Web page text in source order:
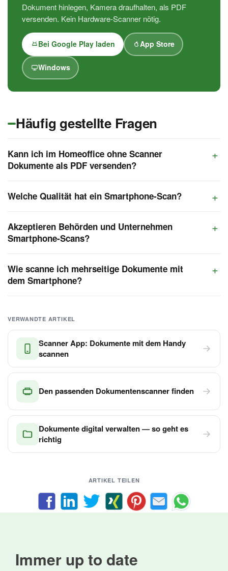
Dokument hinlegen, Kamera draufhalten, als PDF
versenden. Kein Hardware-Scanner nötig.
Bei Google Play laden App Store
Windows
Häufig gestellte Fragen
Kann ich im Homeoffice ohne Scanner
Dokumente als PDF versenden?
Welche Qualität hat ein Smartphone-Scan?
Akzeptieren Behörden und Unternehmen
Smartphone-Scans?
Wie scanne ich mehrseitige Dokumente mit
dem Smartphone?
VERWANDTE ARTIKEL
Scanner App: Dokumente mit dem Handy
scannen
Den passenden Dokumentenscanner finden
Dokumente digital verwalten — so geht es
richtig
ARTIKEL TEILEN
Immer up to date